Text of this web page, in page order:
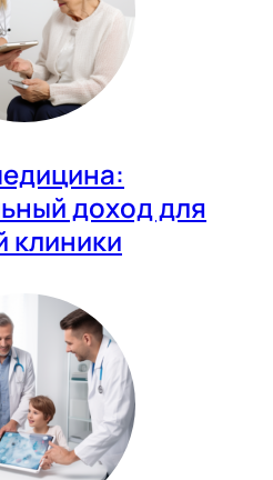
доход для
клиники